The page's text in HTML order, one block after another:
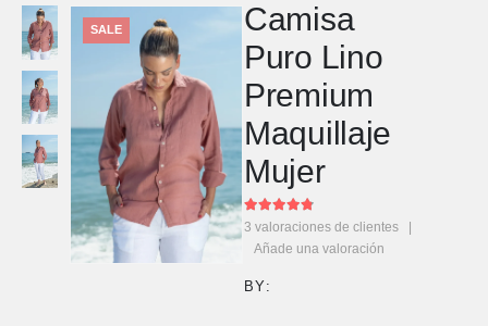
SALE
Camisa
Puro Lino
Premium
Maquillaje
Mujer
4.67out of 5
3 valoraciones de clientes
Añade una valoración
BY: